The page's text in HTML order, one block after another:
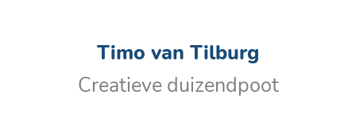
Timo van Tilburg
Creatieve duizendpoot